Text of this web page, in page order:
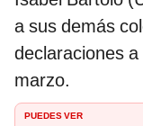
a sus demás
declaraciones
marzo.
PUEDES VER